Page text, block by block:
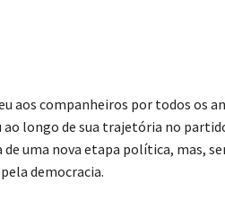
aos companheiros por todos os
ao longo de sua trajetória no
uma nova etapa política, mas,
democracia.